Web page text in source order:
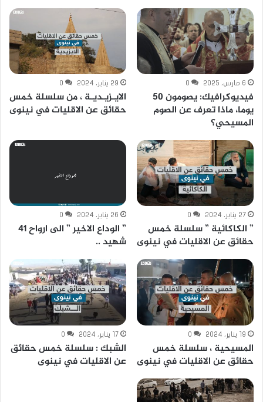
6 مارس، 2025 0
فيديوكرافيك: يصومون 50
يوما، ماذا تعرف عن الصوم
المسيحي؟
29 يناير، 2024 0
الايـزيـديـة ، من سلسلة خمس
حقائق عن الاقليات في نينوى
27 يناير، 2024 0
” الكاكائية ” سلسلة خمس
حقائق عن الاقليات في نينوى
26 يناير، 2024 0
” الوداع الاخير ” الى ارواح 41
شهيد ..
19 يناير، 2024 0
المسيحية ، سلسلة خمس
حقائق عن الاقليات في نينوى
17 يناير، 2024 0
الشبك : سلسلة خمس حقائق
عن الاقليات في نينوى